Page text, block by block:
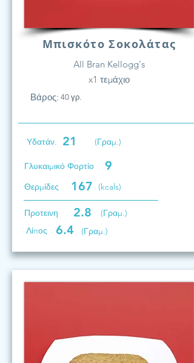
Μπισκότο Σοκολάτας
All Bran Kellogg's
x1 τεμάχιο
Βάρος: 40 γρ.
Υδατάν. 21 (Γραμ.)
Γλυκαιμικό Φορτίο 9
Θερμίδες 167 (kcals)
Προτεινη 2.8
(Γραμ.)
Λίπος
6.4 (Γραμ.)